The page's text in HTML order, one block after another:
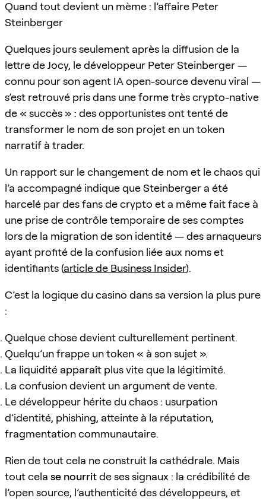
Quand tout devient un mème : l’affaire Peter
Steinberger
Quelques jours seulement après la diffusion de la
lettre de Jocy, le développeur Peter Steinberger —
connu pour son agent IA open-source devenu viral —
s’est retrouvé pris dans une forme très crypto-native
de « succès » : des opportunistes ont tenté de
transformer le nom de son projet en un token
narratif à trader.
Un rapport sur le changement de nom et le chaos qui
l’a accompagné indique que Steinberger a été
harcelé par des fans de crypto et a même fait face à
une prise de contrôle temporaire de ses comptes
lors de la migration de son identité — des arnaqueurs
ayant profité de la confusion liée aux noms et
identifiants (article de Business Insider).
C’est la logique du casino dans sa version la plus pure
:
Quelque chose devient culturellement pertinent.
Quelqu’un frappe un token « à son sujet ».
La liquidité apparaît plus vite que la légitimité.
La confusion devient un argument de vente.
Le développeur hérite du chaos : usurpation
d’identité, phishing, atteinte à la réputation,
fragmentation communautaire.
Rien de tout cela ne construit la cathédrale. Mais
tout cela se nourritde ses signaux : la crédibilité de
l’open source, l’authenticité des développeurs, et